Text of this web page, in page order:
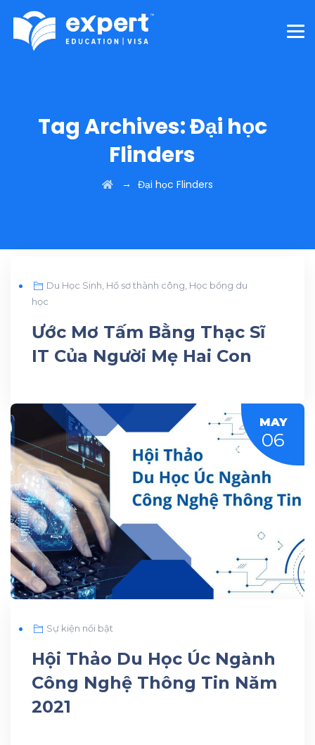
Tag Archives:Đại học
Flinders
→ Đại học Flinders
Du Học Sinh Hồ sơ thành công Học bổng du
học
Ước Mơ Tấm Bằng Thạc Sĩ
IT Của Người Mẹ Hai Con
MAY
06
Sự kiện nổi bật
Hội Thảo Du Học Úc Ngành
Công Nghệ Thông Tin Năm
2021